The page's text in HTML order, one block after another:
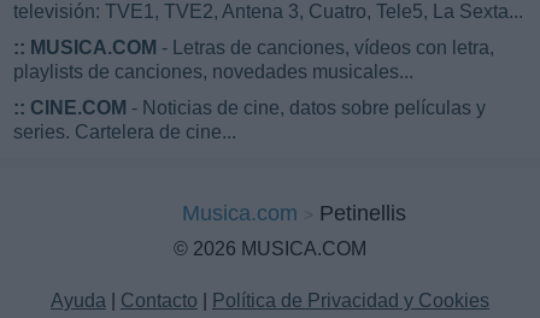
televisión: TVE1, TVE2, Antena 3, Cuatro, Tele5, La Sexta...
:: MUSICA.COM - Letras de canciones, vídeos con letra,
playlists de canciones, novedades musicales...
:: CINE.COM - Noticias de cine, datos sobre películas y
series. Cartelera de cine...
Musica.com Petinellis
© 2026 MUSICA.COM
Ayuda Contacto Política de Privacidad y Cookies